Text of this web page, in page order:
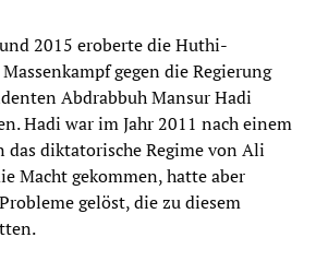
2015 eroberte die Huthi-
gegen die Regierung
Abdrabbuh Mansur Hadi
Hadi war im Jahr 2011 nach einem
das diktatorische Regime von Ali
Macht gekommen, hatte aber
gelöst, die zu diesem